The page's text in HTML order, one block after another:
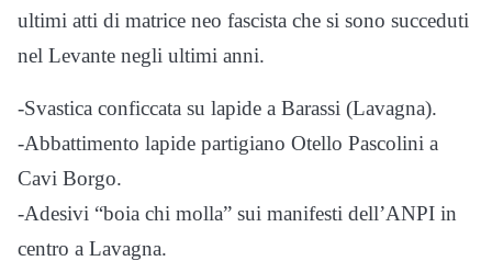
ultimi atti di matrice neo fascista che si sono succeduti
nel Levante negli ultimi anni.
-Svastica conficcata su lapide a Barassi (Lavagna).
-Abbattimento lapide partigiano Otello Pascolini a
Cavi Borgo.
-Adesivi “boia chi molla” sui manifesti dell’ANPI in
centro a Lavagna.